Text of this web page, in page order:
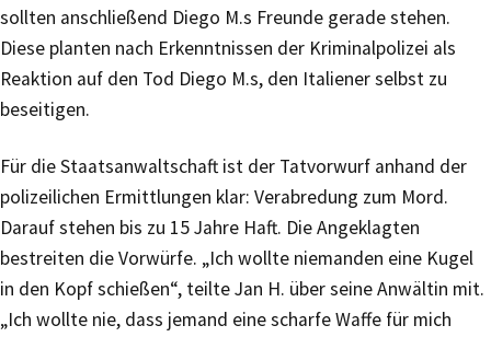
sollten anschließend Diego M.s Freunde gerade stehen.
Diese planten nach Erkenntnissen der Kriminalpolizei als
Reaktion auf den Tod Diego M.s, den Italiener selbst zu
beseitigen.
Für die Staatsanwaltschaft ist der Tatvorwurf anhand der
polizeilichen Ermittlungen klar: Verabredung zum Mord.
Darauf stehen bis zu 15 Jahre Haft. Die Angeklagten
bestreiten die Vorwürfe. „Ich wollte niemanden eine Kugel
in den Kopf schießen“, teilte Jan H. über seine Anwältin mit.
„Ich wollte nie, dass jemand eine scharfe Waffe für mich